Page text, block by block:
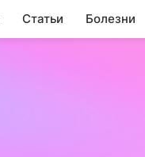
Статьи Болезни